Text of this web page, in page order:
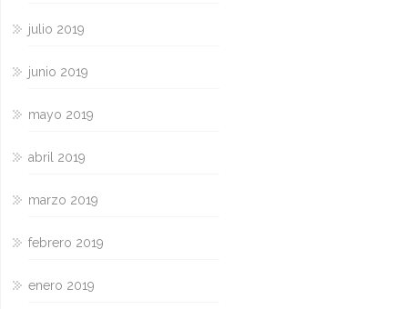
julio 2019
junio 2019
mayo 2019
abril 2019
marzo 2019
febrero 2019
enero 2019